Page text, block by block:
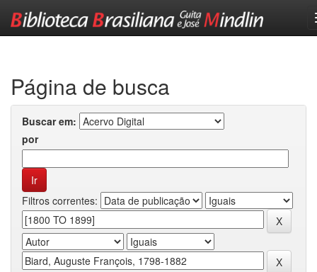
Página de busca
Buscar em:
por
Filtros correntes: